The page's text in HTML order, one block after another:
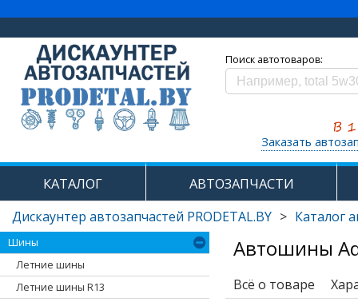
Поиск автотоваров:
Заказать
КАТАЛОГ АВТОЗАПЧАСТИ
Дискаунтер автозапчастей PRODETAL.BY > Каталог
Шины
Летние шины
Летние шины R13
Автошины
Всё о товаре